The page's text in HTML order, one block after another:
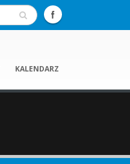
KALENDARZ